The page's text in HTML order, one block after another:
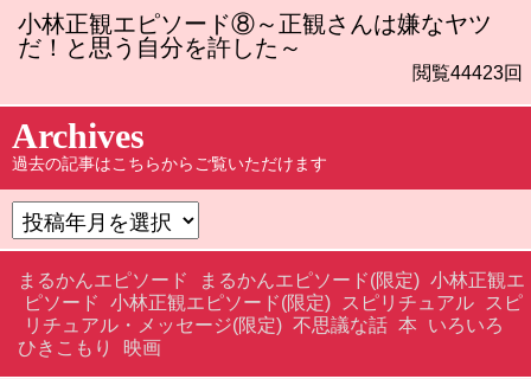
小林正観エピソード⑧～正観さんは嫌なヤツ
だ！と思う自分を許した～
閲覧44423回
Archives
過去の記事はこちらからご覧いただけます
まるかんエピソード まるかんエピソード(限定) 小林正観エ
ピソード
小林正観エピソード(限定) スピリチュアル
スピ
リチュアル・メッセージ(限定) 不思議な話 本
いろいろ
ひきこもり
映画